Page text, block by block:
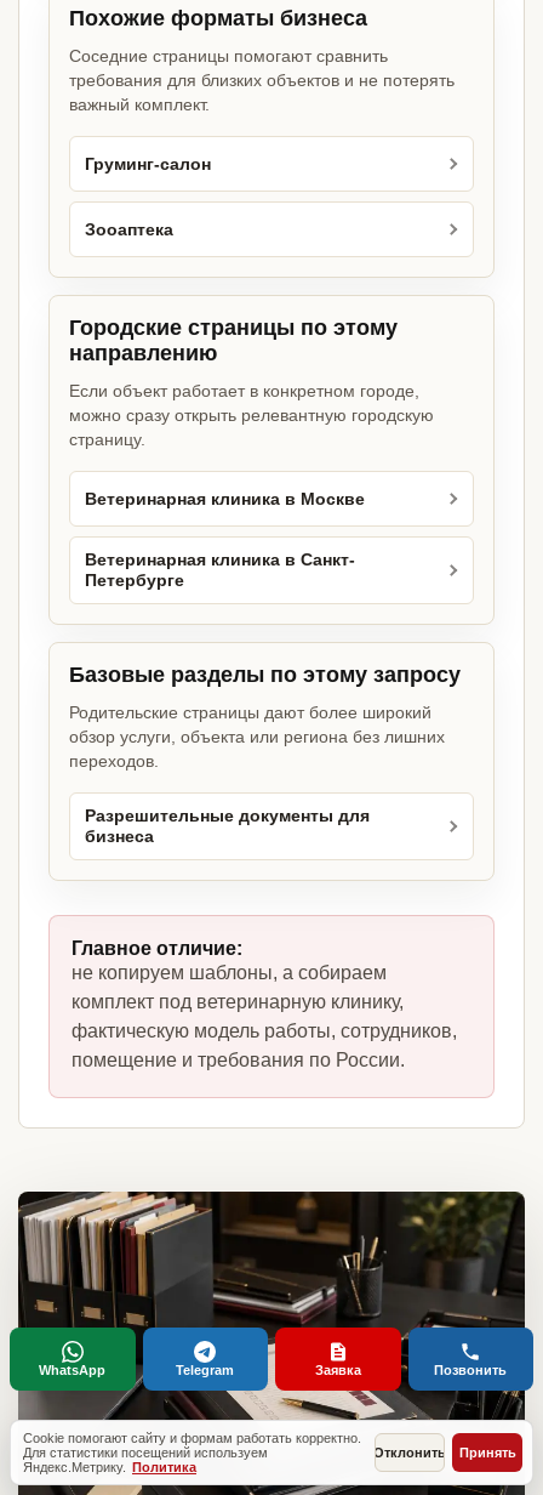
Похожие форматы бизнеса
Соседние страницы помогают сравнить
требования для близких объектов и не потерять
важный комплект.
Груминг-салон
Зооаптека
Городские страницы по этому
направлению
Если объект работает в конкретном городе,
можно сразу открыть релевантную городскую
страницу.
Ветеринарная клиника в Москве
Ветеринарная клиника в Санкт-
Петербурге
Базовые разделы по этому запросу
Родительские страницы дают более широкий
обзор услуги, объекта или региона без лишних
переходов.
Разрешительные документы для
бизнеса
Главное отличие:
не копируем шаблоны, а собираем
комплект под ветеринарную клинику,
фактическую модель работы, сотрудников,
помещение и требования по России.
Cookie помогают сайту и формам работать корректно.
Для статистики посещений используем
Яндекс.Метрику. Политика
Отклонить Принять
WhatsApp Telegram Заявка Позвонить